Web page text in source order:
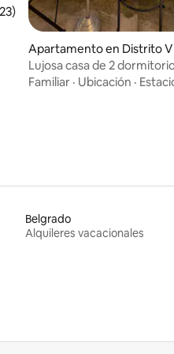
promedio: 5 de 5, 23
Apartamento en Distrito V
Budapest
Lujosa casa de 2
mágicas al Danubio
Familiar · Ubicación ·
Belgrado
Alquileres vacacionales